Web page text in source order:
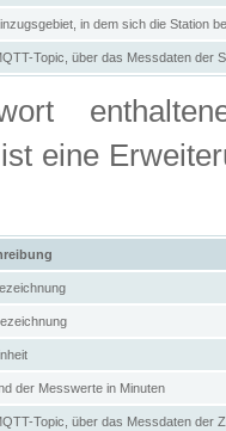
in dem sich die Station
Topic, über das Messdaten der
eine
der Messwerte in Minuten
Topic, über das Messdaten der